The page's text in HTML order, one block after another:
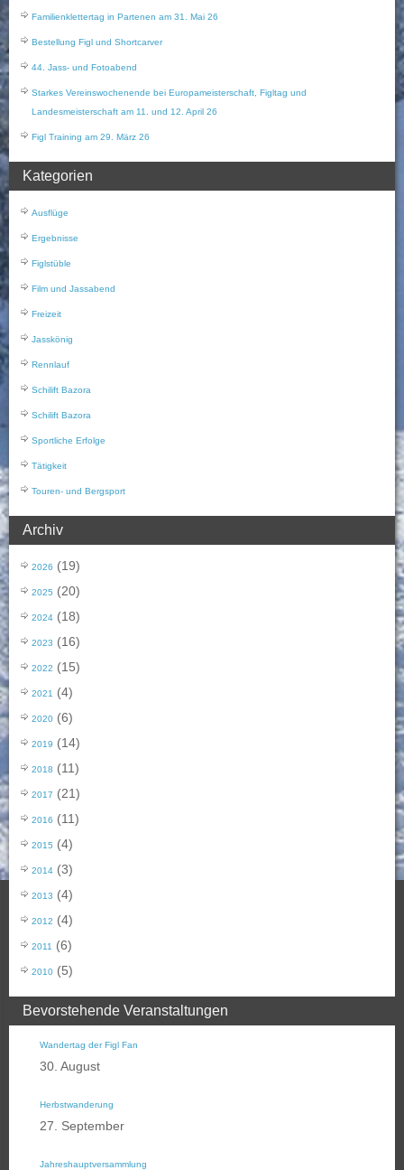
Familienklettertag in Partenen am 31. Mai 26
Bestellung Figl und Shortcarver
44. Jass- und Fotoabend
Starkes Vereinswochenende bei Europameisterschaft, Figltag und
Landesmeisterschaft am 11. und 12. April 26
Figl Training am 29. März 26
Kategorien
Ausflüge
Ergebnisse
Figlstüble
Film und Jassabend
Freizeit
Jasskönig
Rennlauf
Schilift Bazora
Schilift Bazora
Sportliche Erfolge
Tätigkeit
Touren- und Bergsport
Archiv
2026 (19)
2025 (20)
2024 (18)
2023 (16)
2022 (15)
2021 (4)
2020 (6)
2019 (14)
2018 (11)
2017 (21)
2016 (11)
2015 (4)
2014 (3)
2013 (4)
2012 (4)
2011 (6)
2010 (5)
Bevorstehende Veranstaltungen
Wandertag der Figl Fan
30. August
Herbstwanderung
27. September
Jahreshauptversammlung